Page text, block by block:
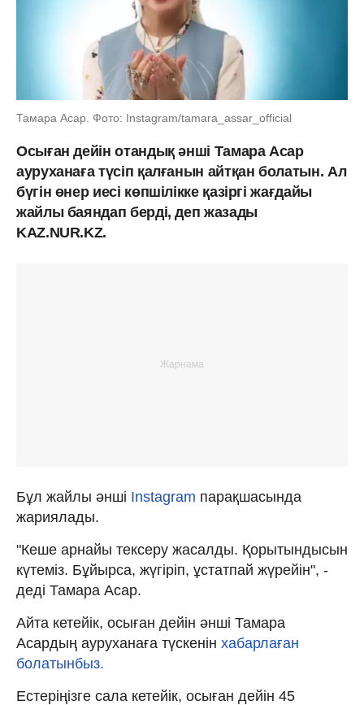
Тамара Асар. Фото: Instagram/tamara_assar_official
Осыған дейін отандық әнші Тамара Асар
ауруханаға түсіп қалғанын айтқан болатын. Ал
бүгін өнер иесі көпшілікке қазіргі жағдайы
жайлы баяндап берді, деп жазады
KAZ.NUR.KZ.
Бұл жайлы әнші Instagram парақшасында
жариялады.
"Кеше арнайы тексеру жасалды. Қорытындысын
күтеміз. Бұйырса, жүгіріп, ұстатпай жүрейін", -
деді Тамара Асар.
Айта кетейік, осыған дейін әнші Тамара
Асардың ауруханаға түскенін хабарлаған
болатынбыз.
Естеріңізге сала кетейік, осыған дейін 45